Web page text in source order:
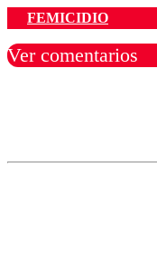
FEMICIDIO
Ver comentarios